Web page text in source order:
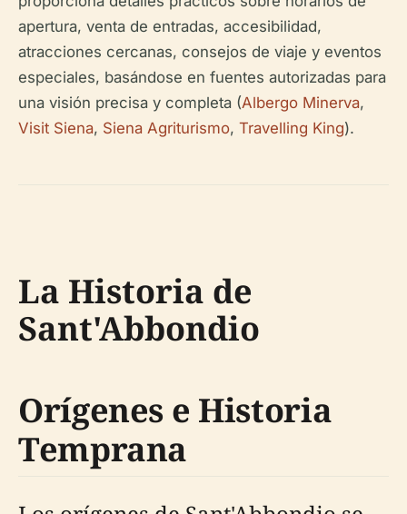
apertura, venta de entradas, accesibilidad,
atracciones cercanas, consejos de viaje y eventos
especiales, basándose en fuentes autorizadas para
una visión precisa y completa (Albergo Minerva,
Visit Siena, Siena Agriturismo, Travelling King).
La Historia de
Sant'Abbondio
Orígenes e Historia
Temprana